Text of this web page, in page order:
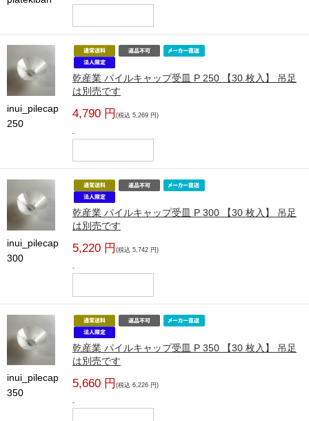
inui_pilecap
250
乾産業 パイルキャップ受皿 P 250 【30 枚入】 吊足
は別売です
4,790 円 (税込 5,269 円)
-
inui_pilecap
300
乾産業 パイルキャップ受皿 P 300 【30 枚入】 吊足
は別売です
5,220 円 (税込 5,742 円)
-
inui_pilecap
350
乾産業 パイルキャップ受皿 P 350 【30 枚入】 吊足
は別売です
5,660 円 (税込 6,226 円)
-